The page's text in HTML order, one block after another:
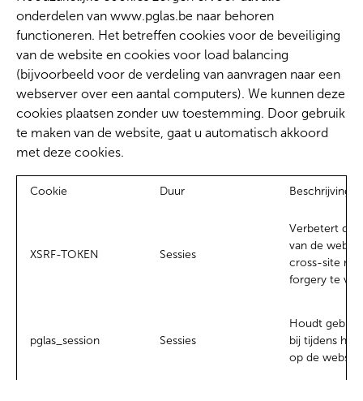
onderdelen van www.pglas.be naar behoren
functioneren. Het betreffen cookies voor de beveiliging
van de website en cookies voor load balancing
(bijvoorbeeld voor de verdeling van aanvragen naar een
webserver over een aantal computers). We kunnen deze
cookies plaatsen zonder uw toestemming. Door gebruik
te maken van de website, gaat u automatisch akkoord
met deze cookies.
Cookie Duur Beschrijving
XSRF-TOKEN Sessies
Verbetert de
van de
cross-site
forgery te
pglas_session Sessies
Houdt
bij tijdens het
op de